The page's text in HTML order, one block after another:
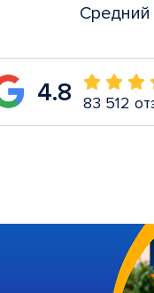
4.8 83 512